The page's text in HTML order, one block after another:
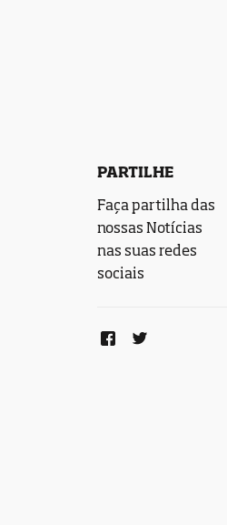
PARTILHE
Faça partilha das
nossas Notícias
nas suas redes
sociais